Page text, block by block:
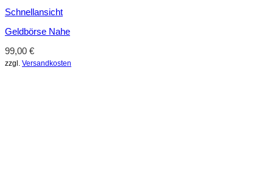
Schnellansicht
Geldbörse Nahe
99,00 €
zzgl. Versandkosten